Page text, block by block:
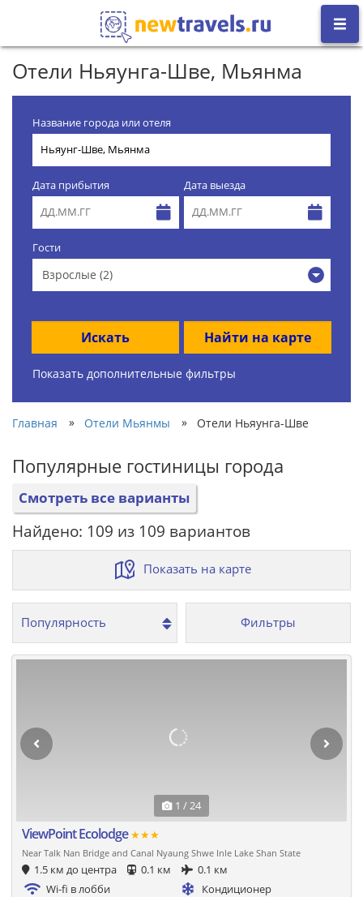
Отели Ньяунга-Шве, Мьянма
Название города или отеля
Дата прибытия Дата выезда
Гости
Взрослые (2)
Искать Найти на карте
Показать дополнительные фильтры
Главная » Отели Мьянмы » Отели Ньяунга-Шве
Популярные гостиницы города
Смотреть все варианты
Найдено: 109 из 109 вариантов
Показать на карте
Фильтры
1 / 24
ViewPoint Ecolodge★★★
Near Talk Nan Bridge and Canal Nyaung Shwe Inle Lake Shan State
1.5 км до центра 0.1 км
0.1 км
Wi-fi в лобби
Кондиционер